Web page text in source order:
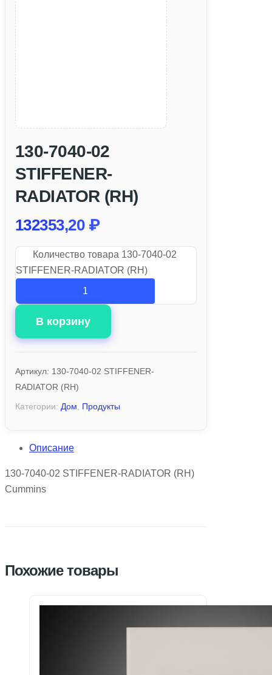
130-7040-02
STIFFENER-
RADIATOR (RH)
132353,20 ₽
Количество товара 130-7040-02
STIFFENER-RADIATOR (RH)
В корзину
Артикул: 130-7040-02 STIFFENER-
RADIATOR (RH)
Категории: Дом Продукты
Описание
130-7040-02 STIFFENER-RADIATOR (RH)
Cummins
Похожие товары